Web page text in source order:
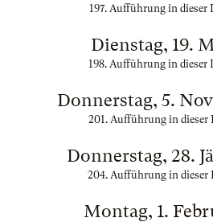
197. Aufführung in dieser
Dienstag, 19.
198. Aufführung in dieser
Donnerstag, 5.
201. Aufführung in dieser
Donnerstag, 28.
204. Aufführung in dieser
Montag, 1.